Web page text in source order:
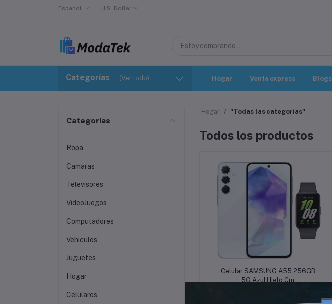
Espanol U.S. Dollar
Categorías (Ver todo) Hogar Venta express Blogs
Categorías
Ropa
Camaras
Televisores
VideoJuegos
Computadores
Vehiculos
Juguetes
Hogar
Celulares
Hogar "Todas las categorias"
Todos los productos
Añadir a la cesta
Celular SAMSUNG A55 256GB
5G Azul Hielo Cm